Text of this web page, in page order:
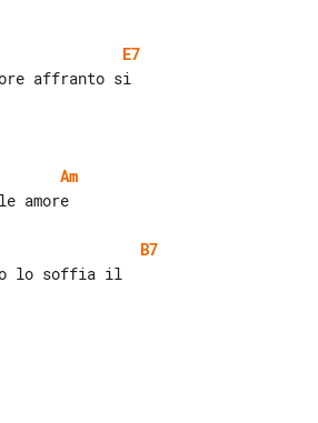
E7
Am
amore
B7